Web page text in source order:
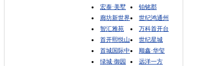
宏泰·美墅
铂铭郡
廊坊新世界
世纪鸿通州
智汇雅苑
万科首开台
首开熙悦山
世纪星城
首城国际中
顺鑫·华玺
绿城·御园
远洋一方